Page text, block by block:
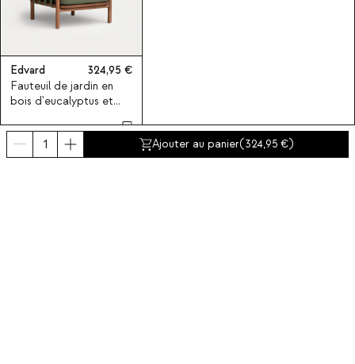
Ajouter au panier(324,95 )
Edvard
324,95
Fauteuil de jardin en
bois d'eucalyptus et